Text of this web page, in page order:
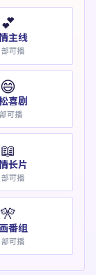
💕
主线
部可播
😄
喜剧
部可播
📖
长片
部可播
🎌
番组
部可播